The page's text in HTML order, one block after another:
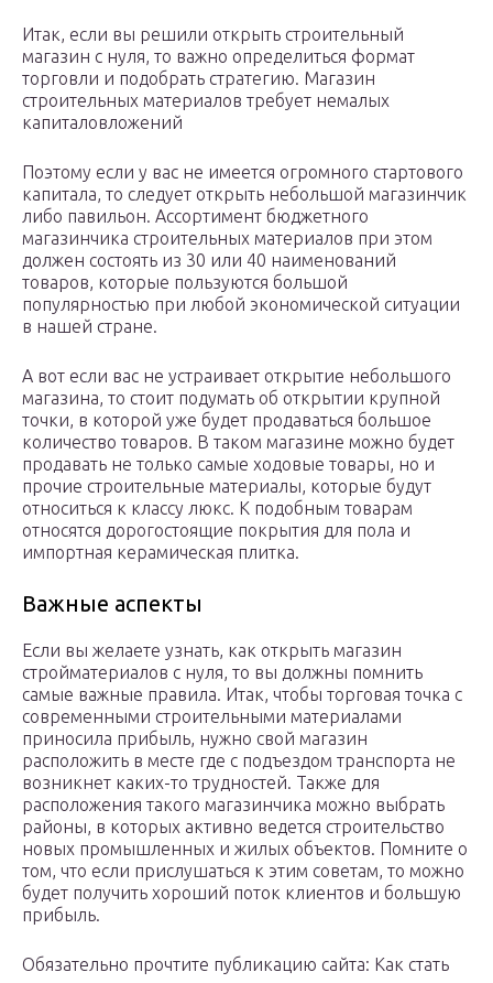
Итак, если вы решили открыть строительный
магазин с нуля, то важно определиться формат
торговли и подобрать стратегию. Магазин
строительных материалов требует немалых
капиталовложений
Поэтому если у вас не имеется огромного стартового
капитала, то следует открыть небольшой магазинчик
либо павильон. Ассортимент бюджетного
магазинчика строительных материалов при этом
должен состоять из 30 или 40 наименований
товаров, которые пользуются большой
популярностью при любой экономической ситуации
в нашей стране.
А вот если вас не устраивает открытие небольшого
магазина, то стоит подумать об открытии крупной
точки, в которой уже будет продаваться большое
количество товаров. В таком магазине можно будет
продавать не только самые ходовые товары, но и
прочие строительные материалы, которые будут
относиться к классу люкс. К подобным товарам
относятся дорогостоящие покрытия для пола и
импортная керамическая плитка.
Важные аспекты
Если вы желаете узнать, как открыть магазин
стройматериалов с нуля, то вы должны помнить
самые важные правила. Итак, чтобы торговая точка с
современными строительными материалами
приносила прибыль, нужно свой магазин
расположить в месте где с подъездом транспорта не
возникнет каких-то трудностей. Также для
расположения такого магазинчика можно выбрать
районы, в которых активно ведется строительство
новых промышленных и жилых объектов. Помните о
том, что если прислушаться к этим советам, то можно
будет получить хороший поток клиентов и большую
прибыль.
Обязательно прочтите публикацию сайта: Как стать